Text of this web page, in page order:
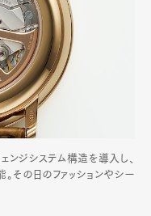
ンジシステム構造を導入し、
その日のファッションやシー